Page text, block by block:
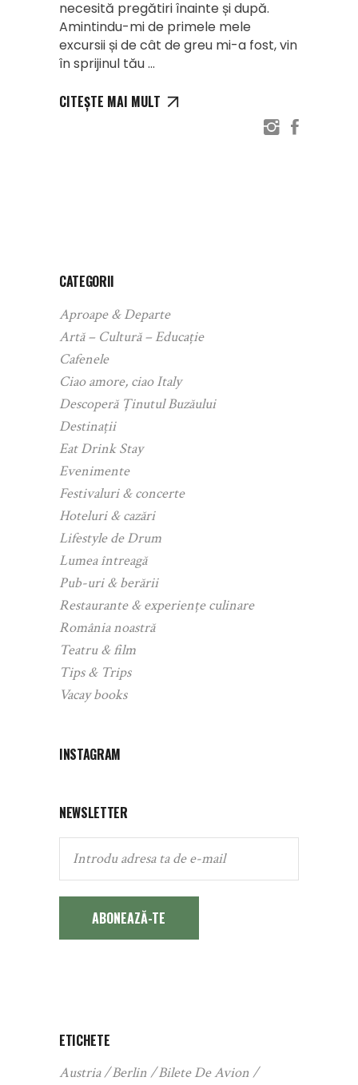
necesită pregătiri înainte și după.
Amintindu-mi de primele mele
excursii și de cât de greu mi-a fost, vin
în sprijinul tău
CITEȘTE MAI MULT
CATEGORII
Aproape & Departe
Artă – Cultură – Educație
Cafenele
Ciao amore, ciao Italy
Descoperă Ținutul Buzăului
Destinații
Eat Drink Stay
Evenimente
Festivaluri & concerte
Hoteluri & cazări
Lifestyle de Drum
Lumea întreagă
Pub-uri & berării
Restaurante & experiențe culinare
România noastră
Teatru & film
Tips & Trips
Vacay books
INSTAGRAM
NEWSLETTER
ABONEAZĂ-TE
ETICHETE
Austria Berlin
Bilete De Avion